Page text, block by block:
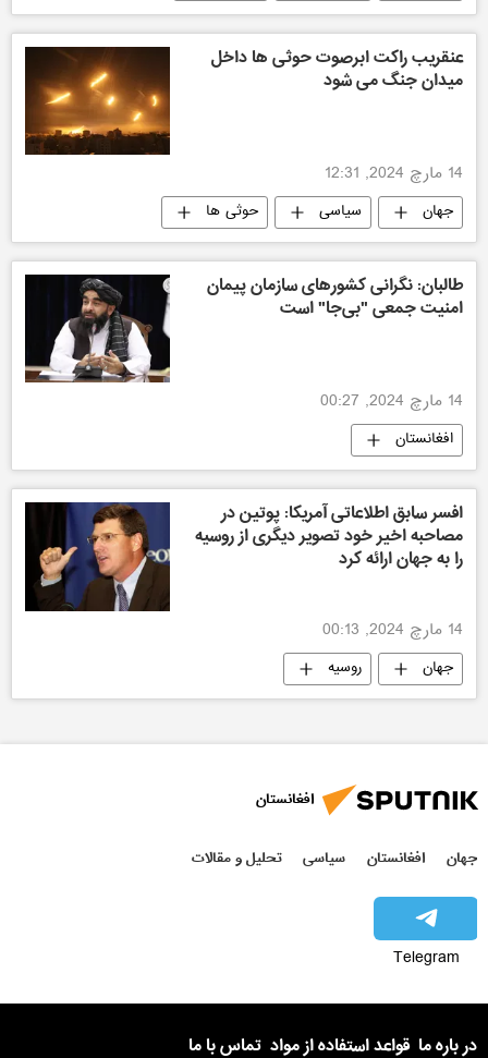
روسیه
عنقریب راکت ابرصوت حوثی ها داخل
میدان جنگ می شود
14 مارچ 2024, 12:31
جهان سیاسی حوثی ها
طالبان: نگرانی کشورهای سازمان پیمان
امنیت جمعی "بی‌جا" است
14 مارچ 2024, 00:27
افغانستان
افسر سابق اطلاعاتی آمریکا: پوتین در
مصاحبه اخیر خود تصویر دیگری از روسیه
را به جهان ارائه کرد
14 مارچ 2024, 00:13
جهان روسیه
افغانستان
جهان افغانستان سیاسی تحلیل و مقالات
Telegram
در باره ما قواعد استفاده از مواد تماس با ما